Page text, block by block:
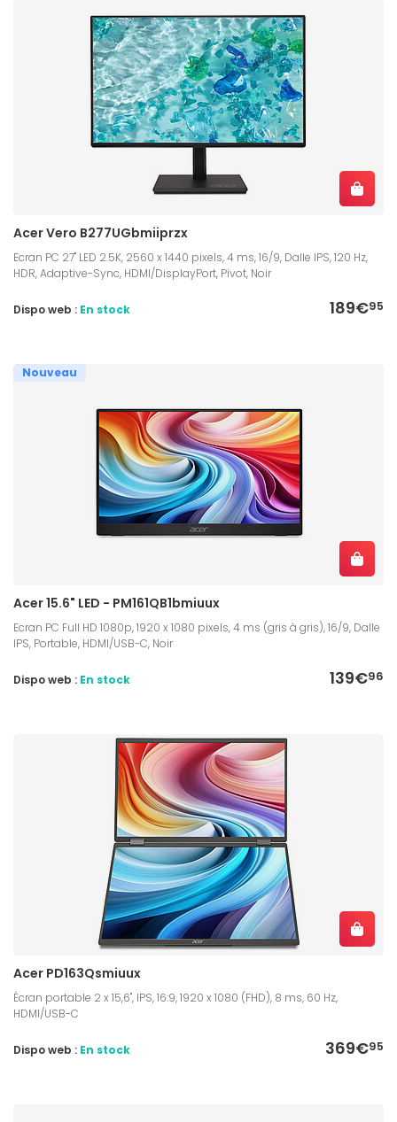
Acer Vero B277UGbmiiprzx
Ecran PC 27" LED 2.5K, 2560 x 1440 pixels, 4 ms, 16/9, Dalle IPS, 120 Hz,
HDR, Adaptive-Sync, HDMI/DisplayPort, Pivot, Noir
189€95
Dispo web : En stock
Nouveau
Acer 15.6" LED - PM161QB1bmiuux
Ecran PC Full HD 1080p, 1920 x 1080 pixels, 4 ms (gris à gris), 16/9, Dalle
IPS, Portable, HDMI/USB-C, Noir
139€96
Dispo web : En stock
Acer PD163Qsmiuux
Écran portable 2 x 15,6", IPS, 16:9, 1920 x 1080 (FHD), 8 ms, 60 Hz,
HDMI/USB-C
369€95
Dispo web : En stock